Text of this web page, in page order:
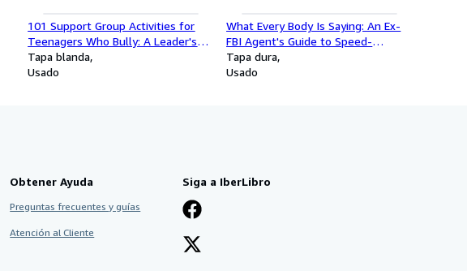
101 Support Group Activities for
Teenagers Who Bully: A Leader's
Manual for Secondary Educators
and Other Professionals
Tapa blanda
Usado
What Every Body Is Saying: An Ex-
FBI Agent's Guide to Speed-
Reading People
Tapa dura
Usado
Obtener Ayuda
Preguntas frecuentes y guías
Atención al Cliente
Siga a IberLibro